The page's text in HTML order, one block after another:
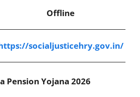
Offline
socialjusticehry.gov.in/
Pension Yojana 2026